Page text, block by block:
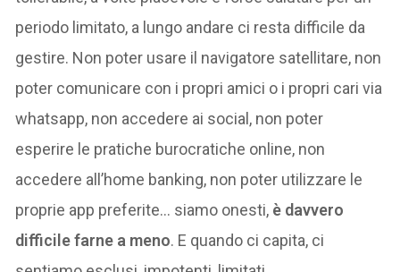
periodo limitato, a lungo andare ci resta difficile da
gestire. Non poter usare il navigatore satellitare, non
poter comunicare con i propri amici o i propri cari via
whatsapp, non accedere ai social, non poter
esperire le pratiche burocratiche online, non
accedere all’home banking, non poter utilizzare le
proprie app preferite… siamo onesti, è davvero
difficile farne a meno. E quando ci capita, ci